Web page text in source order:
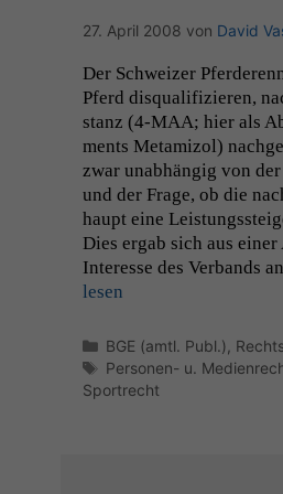
27. April 2008 von David
Der Schweiz­er
Pferd dis­qual­i­fizieren,
stanz (4‑MAA; hier als
ments Metami­zol)
zwar unab­hängig von
und der Frage, ob die
haupt eine
Dies ergab sich aus
Inter­esse des Ver­bands
lesen
Kategorien
BGE (amtl. Publ.)
Schlagwörter
Personen- u.
Sportrecht